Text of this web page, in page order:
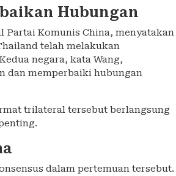
Hubungan
Partai Komunis China, menyatakan
telah melakukan
negara, kata Wang,
dan memperbaiki hubungan
trilateral tersebut berlangsung
dalam pertemuan tersebut.